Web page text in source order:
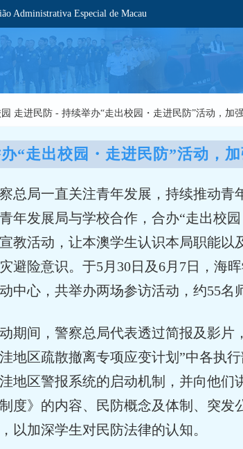
Administrativa Especial de Macau
走进民防 - 持续举办“走出校园・走进民防”活动，加
“走出校园・走进民防”活动，
总局一直关注青年发展，持续推动青
年发展局与学校合作，合办“走出校
教活动，让本澳学生认识本局职能以
避险意识。于5月30日及6月7日，海
中心，共举办两场参访活动，约55名
期间，警察总局代表透过简报及影片
地区疏散撤离专项应变计划”中各执
地区警报系统的启动机制，并向他们
度》的内容、民防概念及体制、突发
以加深学生对民防法律的认知。